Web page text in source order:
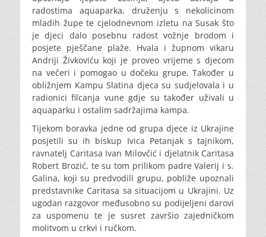
radostima aquaparka, druženju s nekolicinom
mladih župe te cjelodnevnom izletu na Susak što
je djeci dalo posebnu radost vožnje brodom i
posjete pješčane plaže. Hvala i župnom vikaru
Andriji Živkoviću koji je proveo vrijeme s djecom
na večeri i pomogao u dočeku grupe. Također u
obližnjem Kampu Slatina djeca su sudjelovala i u
radionici filcanja vune gdje su također uživali u
aquaparku i ostalim sadržajima kampa.
Tijekom boravka jedne od grupa djece iz Ukrajine
posjetili su ih biskup Ivica Petanjak s tajnikom,
ravnatelj Caritasa Ivan Milovčić i djelatnik Caritasa
Robert Brozić, te su tom prilikom padre Valerij i s.
Galina, koji su predvodili grupu, pobliže upoznali
predstavnike Caritasa sa situacijom u Ukrajini. Uz
ugodan razgovor međusobno su podijeljeni darovi
za uspomenu te je susret završio zajedničkom
molitvom u crkvi i ručkom.